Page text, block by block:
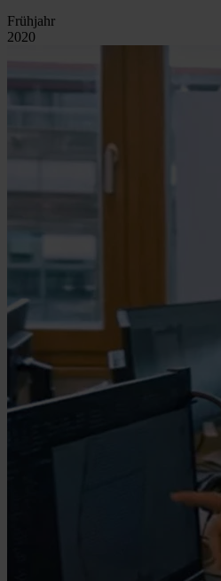
Frühjahr
2020